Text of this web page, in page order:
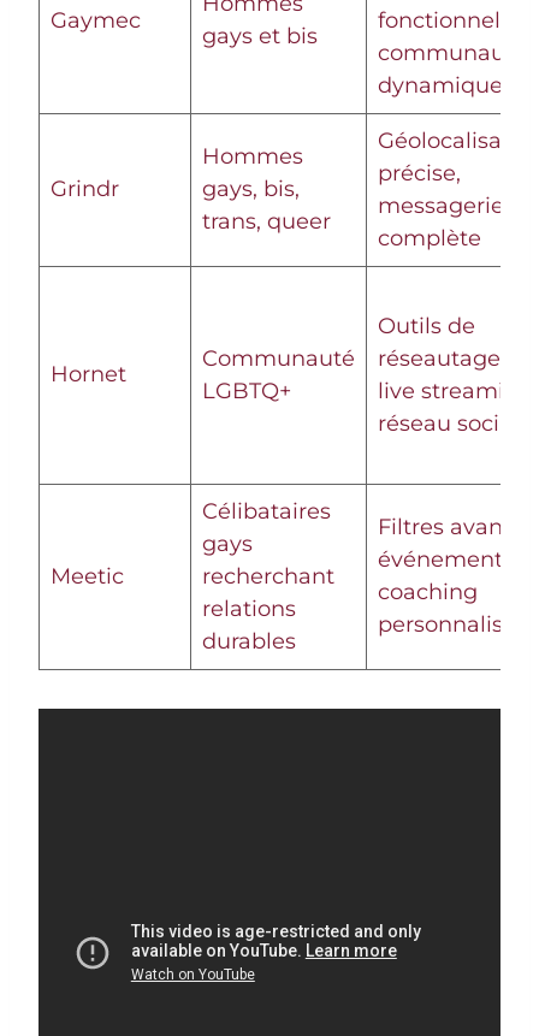
Gaymec
gays et bis
fonctionnelle,
communauté
dynamique
Grindr
Hommes
gays, bis,
trans, queer
précise,
messagerie
complète
Hornet
Communauté
LGBTQ+
Outils de
réseautage,
live streaming,
réseau social
Meetic
Célibataires
gays
recherchant
relations
durables
Filtres
événements,
coaching
personnalisé